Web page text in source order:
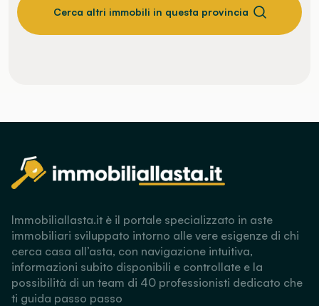
Cerca altri immobili in questa provincia
Immobiliallasta.it è il portale specializzato in aste
immobiliari sviluppato intorno alle vere esigenze di chi
cerca casa all’asta, con navigazione intuitiva,
informazioni subito disponibili e controllate e la
possibilità di un team di 40 professionisti dedicato che
ti guida passo passo